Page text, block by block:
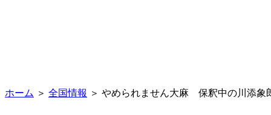
ホーム ＞ 全国情報 ＞ やめられません大麻 保釈中の川添象